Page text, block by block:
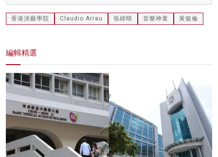
香港演藝學院 Claudio Arrau 張緯晴 音樂神童 黃懿倫
編輯精選